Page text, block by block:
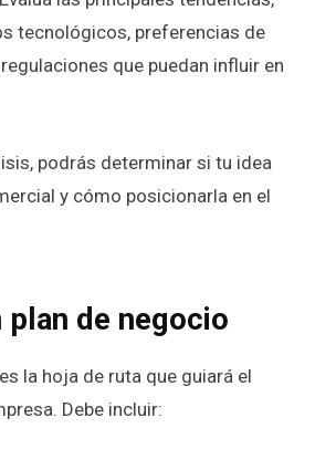
tecnológicos, preferencias de
que puedan influir en
podrás determinar si tu idea
y cómo posicionarla en el
plan de negocio
la hoja de ruta que guiará el
Debe incluir: